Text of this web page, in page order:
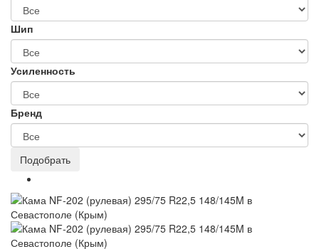
Шип
Усиленность
Бренд